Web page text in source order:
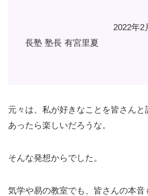
2022年2月18日
長塾 塾長 有宮里夏
元々は、私が好きなことを皆さん
あったら楽しいだろうな。
そんな発想からでした。
気学や易の教室でも、皆さんの本音